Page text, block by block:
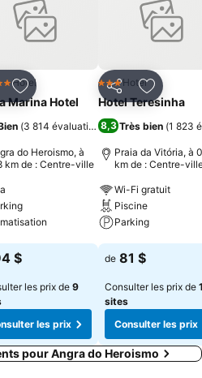
Ajouter à mes favoris
Hotel
Marina Hotel
(3 814 évaluations)
do Heroismo, à
km de : Centre-ville
les prix
$
les prix de 9
les prix
PartagerAjouter
3 ÉtoilesHotel
Hotel Teresinha
8,3 Très bien (1 823
Praia da Vitória, à
km de : Centre-
Wi-Fi gratuit
Piscine
Parking
Consulter les
de 81 $
Consulter les prix de
sites
Consulter les prix
pour Angra do Heroismo